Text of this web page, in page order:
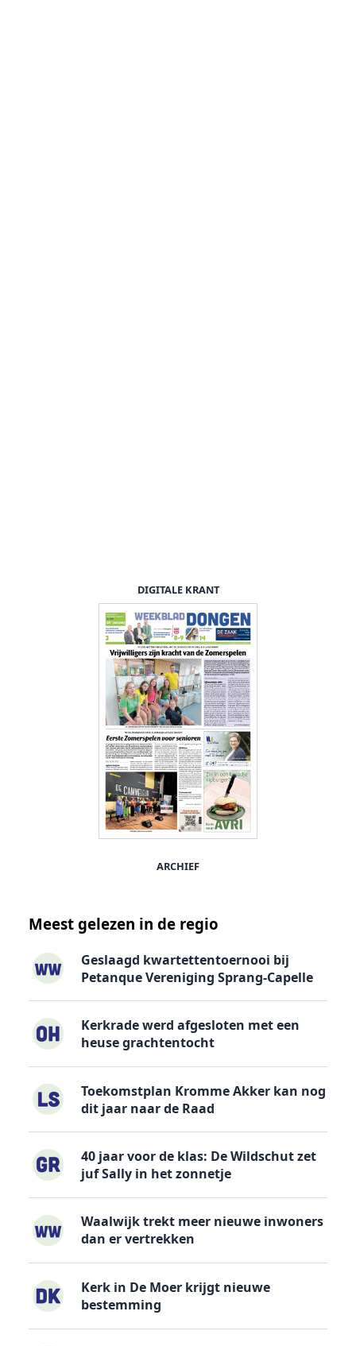
DIGITALE KRANT
ARCHIEF
Meest gelezen in de regio
Geslaagd kwartettentoernooi bij
Petanque Vereniging Sprang-Capelle
Kerkrade werd afgesloten met een
heuse grachtentocht
Toekomstplan Kromme Akker kan nog
dit jaar naar de Raad
40 jaar voor de klas: De Wildschut zet
juf Sally in het zonnetje
Waalwijk trekt meer nieuwe inwoners
dan er vertrekken
Kerk in De Moer krijgt nieuwe
bestemming